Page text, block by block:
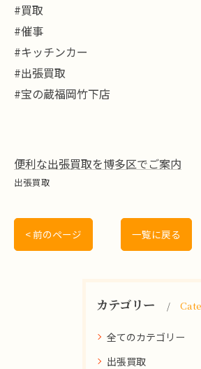
#買取
#催事
#キッチンカー
#出張買取
#宝の蔵福岡竹下店
便利な出張買取を博多区でご案内
出張買取
< 前のページ 一覧に戻る
カテゴリー
全てのカテゴリー
出張買取